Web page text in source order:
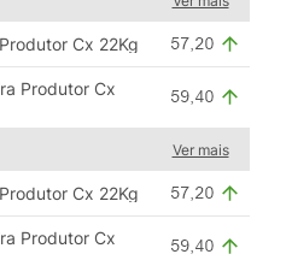
Cx 22Kg
Produtor Cx
Ver mais
Cx 22Kg
Produtor Cx